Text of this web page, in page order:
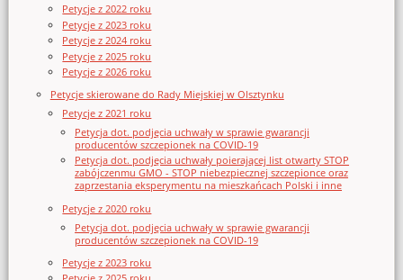
Petycje z 2022 roku
Petycje z 2023 roku
Petycje z 2024 roku
Petycje z 2025 roku
Petycje z 2026 roku
Petycje skierowane do Rady Miejskiej w Olsztynku
Petycje z 2021 roku
Petycja dot. podjęcia uchwały w sprawie gwarancji
producentów szczepionek na COVID-19
Petycja dot. podjęcia uchwały poierającej list otwarty STOP
zabójczenmu GMO - STOP niebezpiecznej szczepionce oraz
zaprzestania eksperymentu na mieszkańcach Polski i inne
Petycje z 2020 roku
Petycja dot. podjęcia uchwały w sprawie gwarancji
producentów szczepionek na COVID-19
Petycje z 2023 roku